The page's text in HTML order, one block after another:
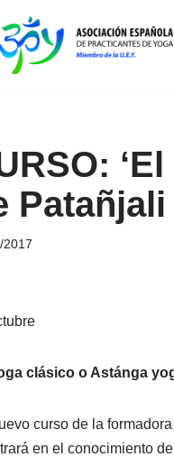
Patañjali
2017
clásico o Astánga
curso de la
en el conocimiento